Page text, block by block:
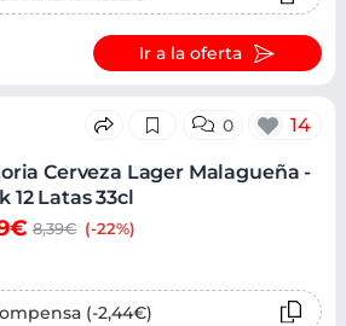
Ir a la oferta
0 14
Cerveza Lager Malagueña -
12 Latas 33cl
8,39€ (-22%)
(-2,44€)